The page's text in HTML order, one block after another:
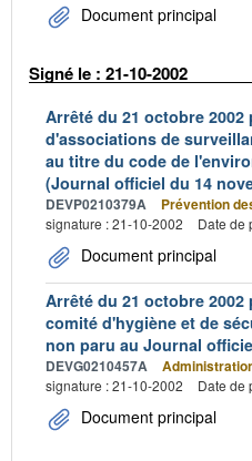
Document principal
Signé le : 21-10-2002
Arrêté du 21 octobre
d'associations de
au titre du code de
(Journal officiel du 14
DEVP0210379A Prévention
signature : 21-10-2002
Date de
Document principal
Arrêté du 21 octobre
comité d'hygiène et de
non paru au Journal
DEVG0210457A
signature : 21-10-2002
Date de
Document principal